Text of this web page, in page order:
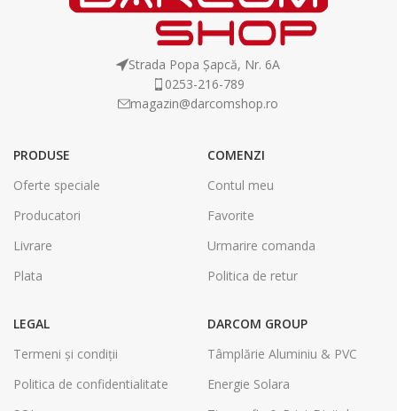
Strada Popa Șapcă, Nr. 6A
0253-216-789
magazin@darcomshop.ro
PRODUSE
Oferte speciale
Producatori
Livrare
Plata
COMENZI
Contul meu
Favorite
Urmarire comanda
Politica de retur
LEGAL
Termeni și condiții
Politica de confidentialitate
DARCOM GROUP
Tâmplărie Aluminiu & PVC
Energie Solara